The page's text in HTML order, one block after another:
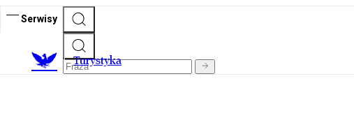
Serwisy
Turystyka